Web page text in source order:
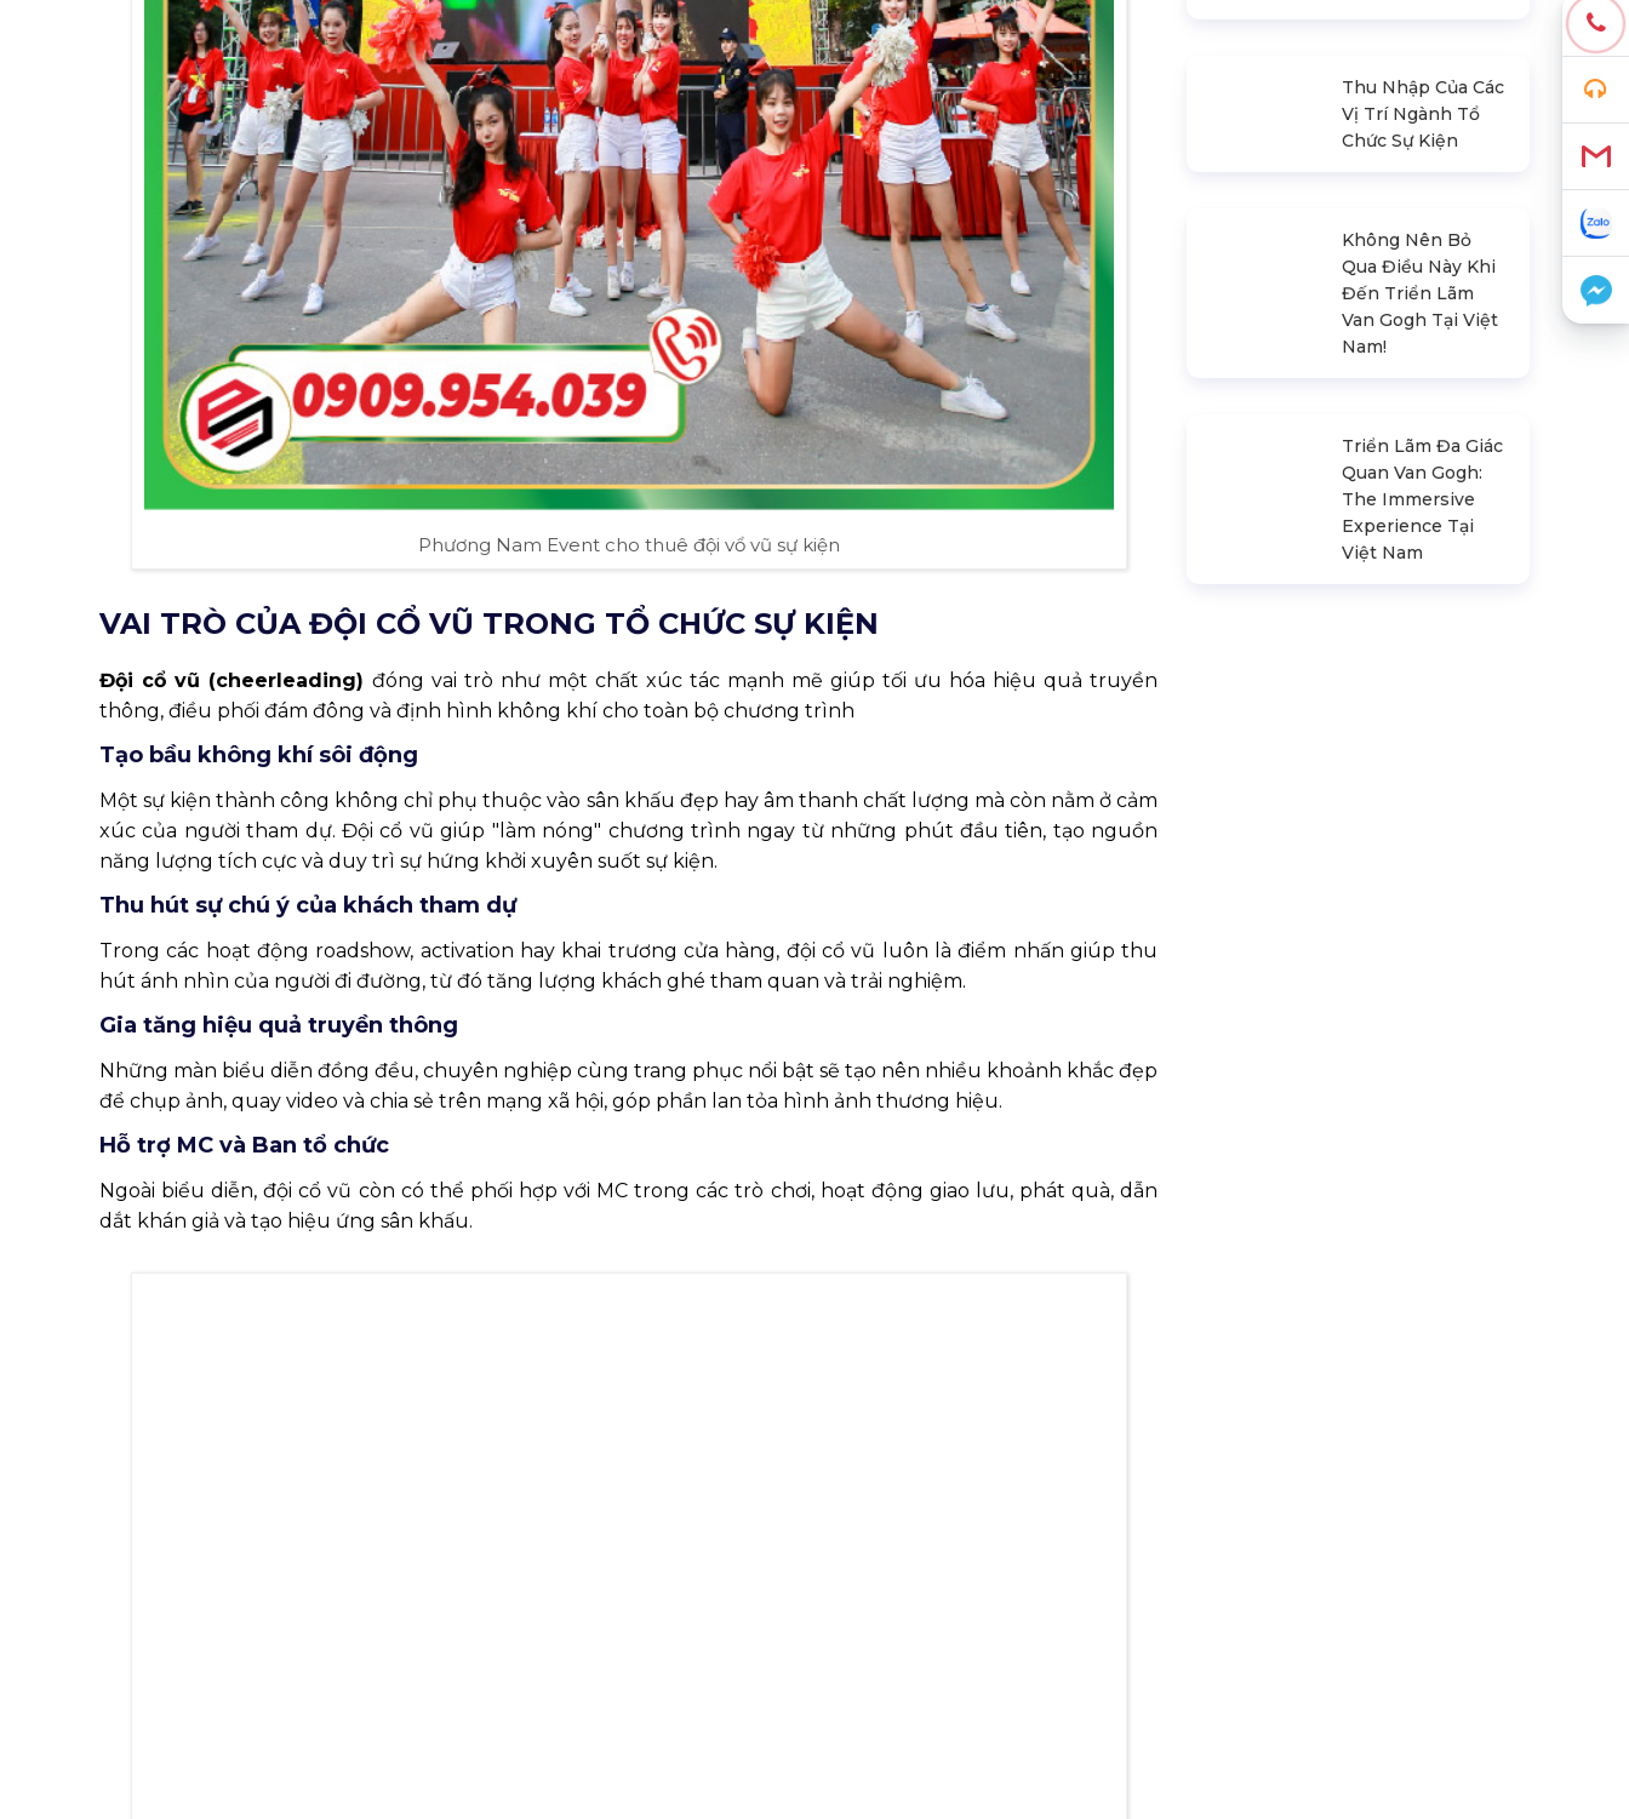
Phương Nam Event cho thuê đội vổ vũ sự kiện
VAI TRÒ CỦA ĐỘI CỔ VŨ TRONG TỔ CHỨC SỰ KIỆN
Đội cổ vũ (cheerleading)đóng vai trò như một chất xúc tác mạnh mẽ giúp tối ưu hóa hiệu quả truyền
thông, điều phối đám đông và định hình không khí cho toàn bộ chương trình
Tạo bầu không khí sôi động
Một sự kiện thành công không chỉ phụ thuộc vào sân khấu đẹp hay âm thanh chất lượng mà còn nằm ở cảm
xúc của người tham dự. Đội cổ vũ giúp "làm nóng" chương trình ngay từ những phút đầu tiên, tạo nguồn
năng lượng tích cực và duy trì sự hứng khởi xuyên suốt sự kiện.
Thu hút sự chú ý của khách tham dự
Trong các hoạt động roadshow, activation hay khai trương cửa hàng, đội cổ vũ luôn là điểm nhấn giúp thu
hút ánh nhìn của người đi đường, từ đó tăng lượng khách ghé tham quan và trải nghiệm.
Gia tăng hiệu quả truyền thông
Những màn biểu diễn đồng đều, chuyên nghiệp cùng trang phục nổi bật sẽ tạo nên nhiều khoảnh khắc đẹp
để chụp ảnh, quay video và chia sẻ trên mạng xã hội, góp phần lan tỏa hình ảnh thương hiệu.
Hỗ trợ MC và Ban tổ chức
Ngoài biểu diễn, đội cổ vũ còn có thể phối hợp với MC trong các trò chơi, hoạt động giao lưu, phát quà, dẫn
dắt khán giả và tạo hiệu ứng sân khấu.
Một Đời Có “Lãi” |
Vietinbank | Đen |
Hà Anh Tuấn
Thu Nhập Của Các
Vị Trí Ngành Tổ
Chức Sự Kiện
Qua Điều Này Khi
Đến Triển Lãm
Van Gogh Tại Việt
Nam!